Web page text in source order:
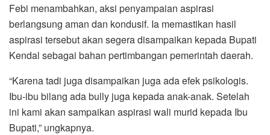
Febi menambahkan, aksi penyampaian aspirasi
berlangsung aman dan kondusif. Ia memastikan hasil
aspirasi tersebut akan segera disampaikan kepada Bupati
Kendal sebagai bahan pertimbangan pemerintah daerah.
“Karena tadi juga disampaikan juga ada efek psikologis.
Ibu-ibu bilang ada bully juga kepada anak-anak. Setelah
ini kami akan sampaikan aspirasi wali murid kepada Ibu
Bupati,” ungkapnya.